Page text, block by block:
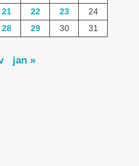
21 22 23
24
28 29 30 31
jan »